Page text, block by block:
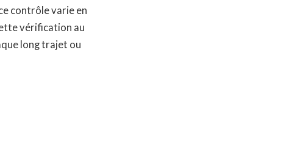
contrôle varie en
vérification au
long trajet ou